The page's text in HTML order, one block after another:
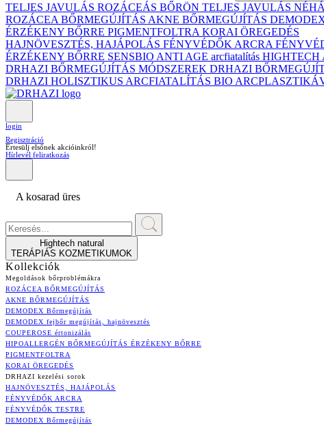
TELJES JAVULÁS ROZÁCEÁS BŐRÖN TELJES JAVULÁS
ROZÁCEA BŐRMEGÚJÍTÁS AKNE BŐRMEGÚJÍTÁS
ÉRZÉKENY BŐRRE PIGMENTFOLTRA KORAI ÖREGEDÉS
HAJNÖVESZTÉS, HAJÁPOLÁS FÉNYVÉDŐK ARCRA
ÉRZÉKENY BŐRRE SENSBIO ANTI AGE arcfiatalítás HIGHTECH
DRHAZI BŐRMEGÚJÍTÁS MÓDSZEREK DRHAZI
DRHAZI HOLISZTIKUS ARCFIATALÍTÁS BIO
login
Regisztráció
Értesülj elsőnek akcióinkról!
Hírlevél feliratkozás
A kosarad üres
Hightech natural
TERÁPIÁS KOZMETIKUMOK
Kollekciók
Megoldások bőrproblémákra
ROZÁCEA BŐRMEGÚJÍTÁS
AKNE BŐRMEGÚJÍTÁS
DEMODEX Bőrmegújítás
DEMODEX fejbőr megújítás, hajnövesztés
COUPEROSE értonizálás
HIPOALLERGÉN BŐRMEGÚJÍTÁS ÉRZÉKENY BŐRRE
PIGMENTFOLTRA
KORAI ÖREGEDÉS
DRHAZI kezelési sorok
HAJNÖVESZTÉS, HAJÁPOLÁS
FÉNYVÉDŐK ARCRA
FÉNYVÉDŐK TESTRE
DEMODEX Bőrmegújítás